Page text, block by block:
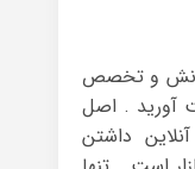
دانش و تخصص
آورید . اصل
داشتن